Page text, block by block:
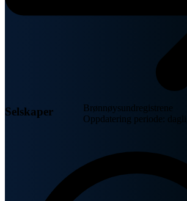
Selskaper
Brønnøysundregistrene
Oppdatering periode: daglig